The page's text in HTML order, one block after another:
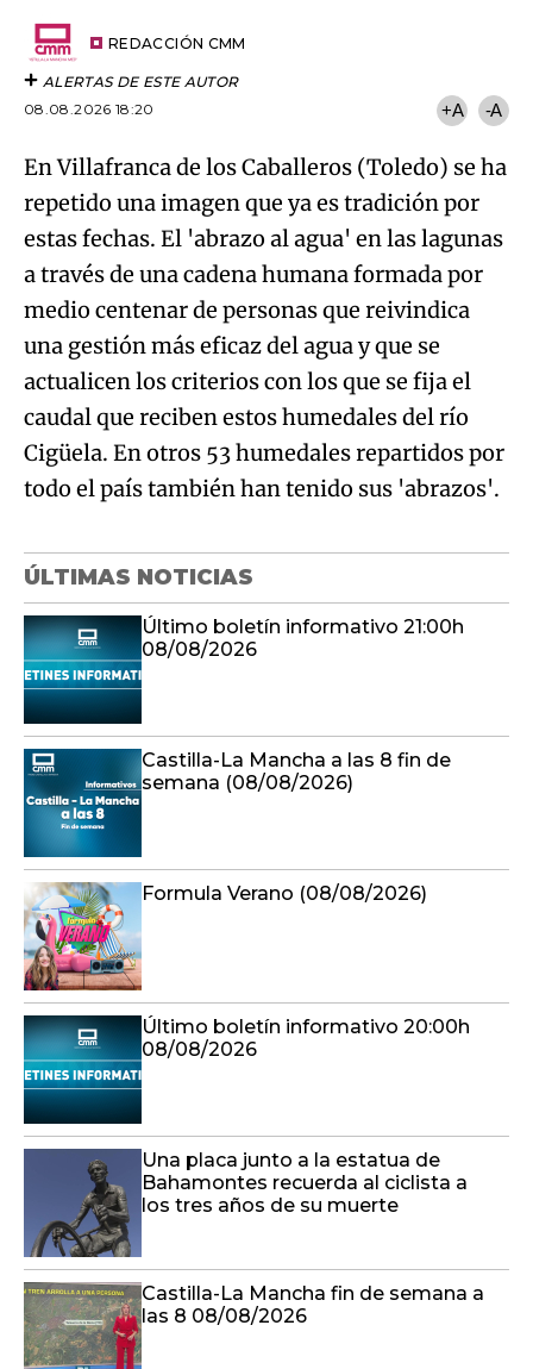
REDACCIÓN CMM
ALERTAS DE ESTE AUTOR
08.08.2026 18:20
+A -A
En Villafranca de los Caballeros (Toledo) se ha
repetido una imagen que ya es tradición por
estas fechas. El 'abrazo al agua' en las lagunas
a través de una cadena humana formada por
medio centenar de personas que reivindica
una gestión más eficaz del agua y que se
actualicen los criterios con los que se fija el
caudal que reciben estos humedales del río
Cigüela. En otros 53 humedales repartidos por
todo el país también han tenido sus 'abrazos'.
ÚLTIMAS NOTICIAS
Último boletín informativo 21:00h
08/08/2026
Castilla-La Mancha a las 8 fin de
semana (08/08/2026)
Formula Verano (08/08/2026)
Último boletín informativo 20:00h
08/08/2026
Una placa junto a la estatua de
Bahamontes recuerda al ciclista a
los tres años de su muerte
Castilla-La Mancha fin de semana a
las 8 08/08/2026